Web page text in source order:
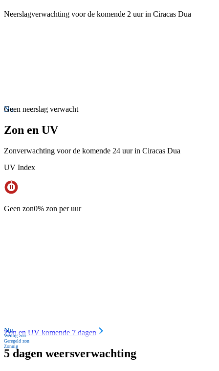
Neerslagverwachting voor de komende 2 uur in Ciracas Dua
Nu
Geen neerslag verwacht
Zon en UV
Zonverwachting voor de komende 24 uur in Ciracas Dua
UV Index
Geen zon0% zon per uur
Nu
Weinig zon
Geregeld zon
Zonnig
Zon en UV komende 7 dagen
5 dagen weersverwachting